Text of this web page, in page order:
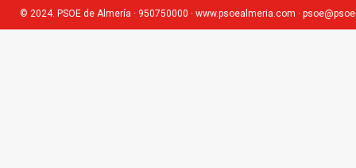
© 2024. PSOE de Almería · 950750000 · www.psoealmeria.com ·